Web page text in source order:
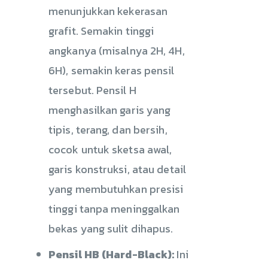
menunjukkan kekerasan
grafit. Semakin tinggi
angkanya (misalnya 2H, 4H,
6H), semakin keras pensil
tersebut. Pensil H
menghasilkan garis yang
tipis, terang, dan bersih,
cocok untuk sketsa awal,
garis konstruksi, atau detail
yang membutuhkan presisi
tinggi tanpa meninggalkan
bekas yang sulit dihapus.
Pensil HB (Hard-Black):Ini